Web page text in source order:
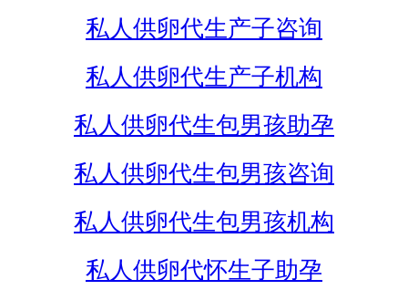
私人供卵代生产子咨询
私人供卵代生产子机构
私人供卵代生包男孩助孕
私人供卵代生包男孩咨询
私人供卵代生包男孩机构
私人供卵代怀生子助孕